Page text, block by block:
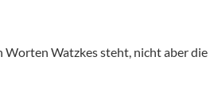
Worten Watzkes steht, nicht aber die